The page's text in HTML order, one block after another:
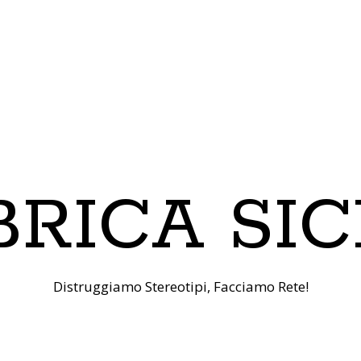
Distruggiamo Stereotipi, Facciamo Rete!